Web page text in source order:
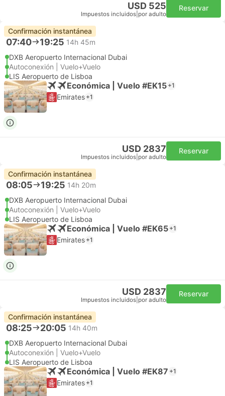
USD 525
Impuestos incluidos por adulto
Reservar
Confirmación instantánea
07:40 19:25 14h 45m
DXB Aeropuerto Internacional Dubai
Autoconexión | Vuelo+Vuelo
LIS Aeropuerto de Lisboa
Económica | Vuelo #EK15 +1
Emirates +1
USD 2837
Impuestos incluidos por adulto
Reservar
Confirmación instantánea
08:05 19:25 14h 20m
DXB Aeropuerto Internacional Dubai
Autoconexión | Vuelo+Vuelo
LIS Aeropuerto de Lisboa
Económica | Vuelo #EK65 +1
Emirates +1
USD 2837
Impuestos incluidos por adulto
Reservar
Confirmación instantánea
08:25 20:05 14h 40m
DXB Aeropuerto Internacional Dubai
Autoconexión | Vuelo+Vuelo
LIS Aeropuerto de Lisboa
Económica | Vuelo #EK87 +1
Emirates +1